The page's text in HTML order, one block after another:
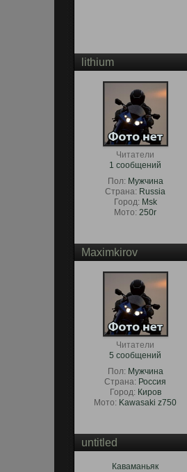
lithium
Читатели
1 сообщений
Пол: Мужчина
Страна: Russia
Город: Msk
Мото: 250r
Maximkirov
Читатели
5 сообщений
Пол: Мужчина
Страна: Россия
Город: Киров
Мото: Kawasaki z750
untitled
Каваманьяк